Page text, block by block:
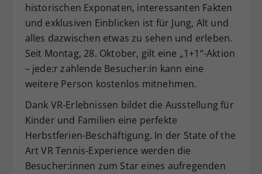
historischen Exponaten, interessanten Fakten
und exklusiven Einblicken ist für Jung, Alt und
alles dazwischen etwas zu sehen und erleben.
Seit Montag, 28. Oktober, gilt eine „1+1“-Aktion
– jede:r zahlende Besucher:in kann eine
weitere Person kostenlos mitnehmen.
Dank VR-Erlebnissen bildet die Ausstellung für
Kinder und Familien eine perfekte
Herbstferien-Beschäftigung. In der State of the
Art VR Tennis-Experience werden die
Besucher:innen zum Star eines aufregenden